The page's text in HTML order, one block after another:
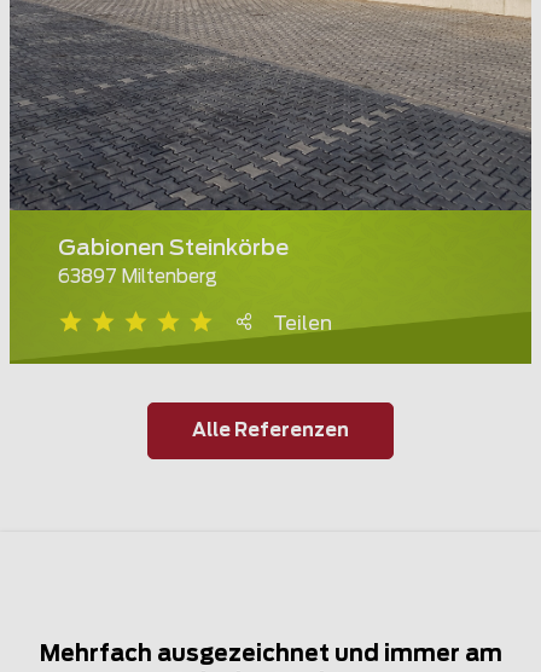
Gabionen Steinkörbe
63897 Miltenberg
Teilen
Alle Referenzen
Mehrfach ausgezeichnet und immer am